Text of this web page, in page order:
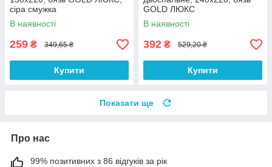
сіра смужка
В наявності
259 ₴ 349,65 ₴
Купити
GOLD ЛЮКС
В наявності
392 ₴ 529,20 ₴
Купити
Показати ще
Про нас
99% позитивних з 86 відгуків за рік